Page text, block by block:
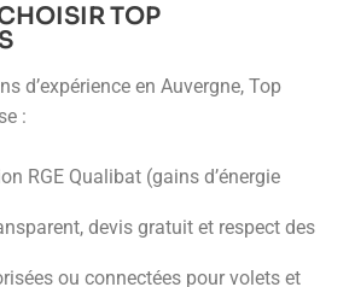
TOP
d’expérience en Auvergne, Top
:
RGE Qualibat (gains d’énergie
devis gratuit et respect des
ou connectées pour volets et